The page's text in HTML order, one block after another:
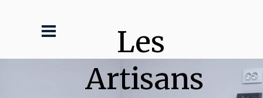
Les
Artisans